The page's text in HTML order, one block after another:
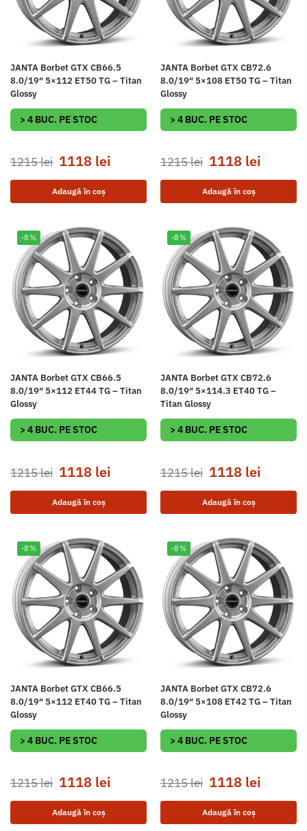
JANTA Borbet GTX CB66.5
8.0/19″ 5×112 ET50 TG – Titan
Glossy
> 4 BUC. PE STOC
1215lei 1118 lei
Adaugă în coș
JANTA Borbet GTX CB72.6
8.0/19″ 5×108 ET50 TG – Titan
Glossy
> 4 BUC. PE STOC
1215lei 1118 lei
Adaugă în coș
-8%
JANTA Borbet GTX CB66.5
8.0/19″ 5×112 ET44 TG – Titan
Glossy
> 4 BUC. PE STOC
1215lei 1118 lei
Adaugă în coș
-8%
JANTA Borbet GTX CB72.6
8.0/19″ 5×114.3 ET40 TG –
Titan Glossy
> 4 BUC. PE STOC
1215lei 1118 lei
Adaugă în coș
-8%
JANTA Borbet GTX CB66.5
8.0/19″ 5×112 ET40 TG – Titan
Glossy
> 4 BUC. PE STOC
1215lei 1118 lei
Adaugă în coș
-8%
JANTA Borbet GTX CB72.6
8.0/19″ 5×108 ET42 TG – Titan
Glossy
> 4 BUC. PE STOC
1215lei 1118 lei
Adaugă în coș